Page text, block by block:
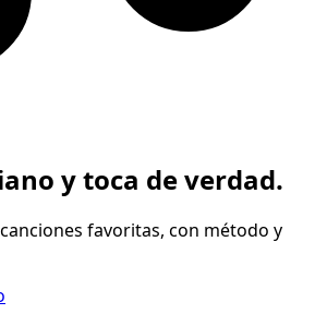
ytoca de verdad.
favoritas, con método y